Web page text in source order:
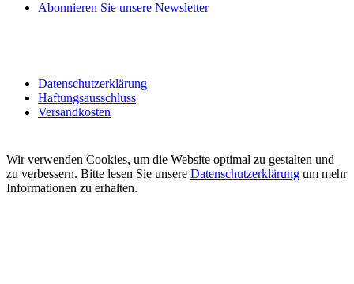
Abonnieren Sie unsere Newsletter
Datenschutzerklärung
Haftungsausschluss
Versandkosten
Wir verwenden Cookies, um die Website optimal zu gestalten und
zu verbessern. Bitte lesen Sie unsere Datenschutzerklärung um mehr
Informationen zu erhalten.